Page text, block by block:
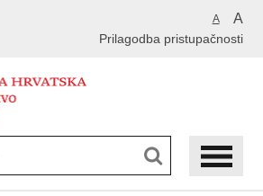
A A
Prilagodba pristupačnosti